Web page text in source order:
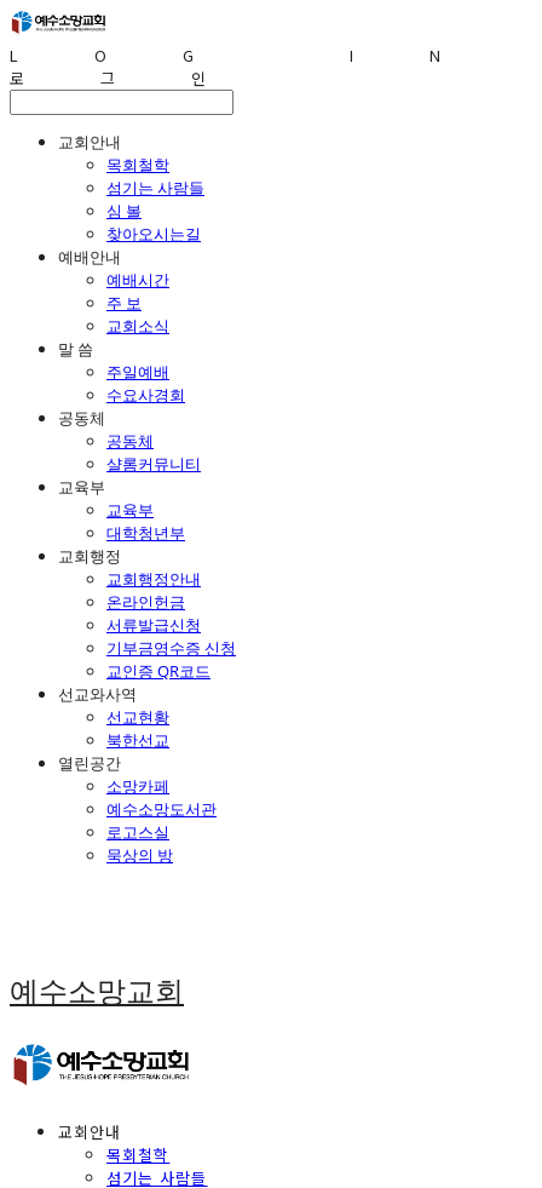
LOG IN
로그인
교회안내
목회철학
섬기는 사람들
심 볼
찾아오시는길
예배안내
예배시간
주 보
교회소식
말 씀
주일예배
수요사경회
공동체
공동체
샬롬커뮤니티
교육부
교육부
대학청년부
교회행정
교회행정안내
온라인헌금
서류발급신청
기부금영수증 신청
교인증 QR코드
선교와사역
선교현황
북한선교
열린공간
소망카페
예수소망도서관
로고스실
묵상의 방
예수소망교회
교회안내
목회철학
섬기는 사람들